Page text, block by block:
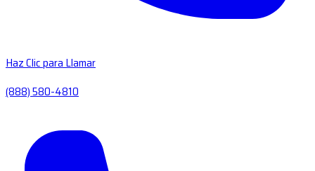
Haz Clic para Llamar
(888) 580-4810